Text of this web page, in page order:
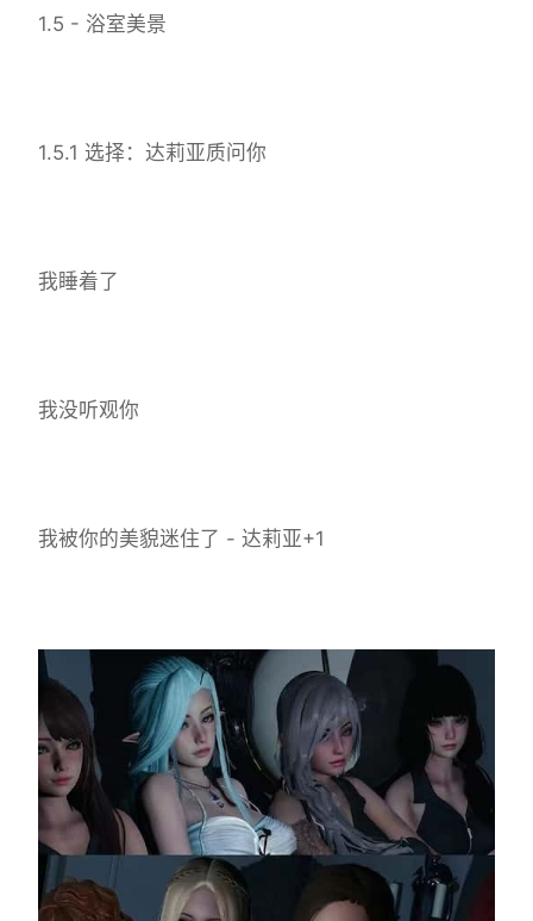
1.5 - 浴室美景
1.5.1 选择：达莉亚质问你
我睡着了
我没听观你
我被你的美貌迷住了 - 达莉亚+1